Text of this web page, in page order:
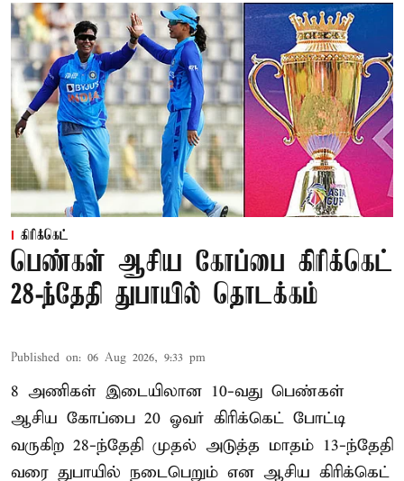
கிரிக்கெட்
பெண்கள் ஆசிய கோப்பை கிரிக்கெட்
28-ந்தேதி துபாயில் தொடக்கம்
Published on: 06 Aug 2026, 9:33 pm
8 அணிகள் இடையிலான 10-வது பெண்கள்
ஆசிய கோப்பை 20 ஓவர் கிரிக்கெட் போட்டி
வருகிற 28-ந்தேதி முதல் அடுத்த மாதம் 13-ந்தேதி
வரை துபாயில் நடைபெறும் என ஆசிய கிரிக்கெட்